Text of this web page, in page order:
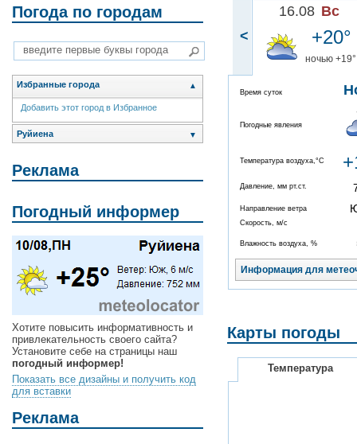
Погода по городам
Избранные города ▲
Добавить этот город в Избранное
Руйиена ▼
Реклама
Погодный информер
Хотите повысить информативность и
привлекательность своего сайта?
Установите себе на страницы наш
погодный информер!
Показать все дизайны и получить код
для вставки
Реклама
<
16.08 Вс
+20°
ночью +19°
Время суток
Погодные явления
Температура воздуха,°C
Давление, мм рт.ст.
Направление ветра
Скорость, м/с
Влажность воздуха, %
Информация для
Карты погоды
Температура